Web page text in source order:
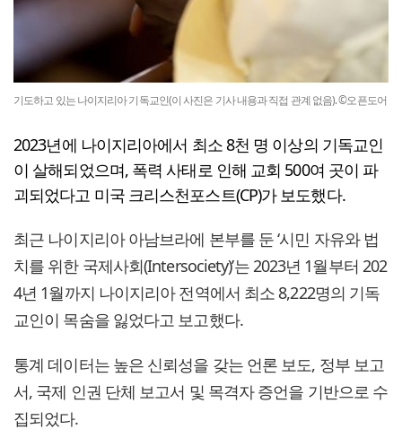
기도하고 있는 나이지리아 기독교인(이 사진은 기사 내용과 직접 관계 없음). ©오픈도어
2023년에 나이지리아에서 최소 8천 명 이상의 기독교인
이 살해되었으며, 폭력 사태로 인해 교회 500여 곳이 파
괴되었다고 미국 크리스천포스트(CP)가 보도했다.
최근 나이지리아 아남브라에 본부를 둔 ‘시민 자유와 법
치를 위한 국제사회(Intersociety)’는 2023년 1월부터 202
4년 1월까지 나이지리아 전역에서 최소 8,222명의 기독
교인이 목숨을 잃었다고 보고했다.
통계 데이터는 높은 신뢰성을 갖는 언론 보도, 정부 보고
서, 국제 인권 단체 보고서 및 목격자 증언을 기반으로 수
집되었다.